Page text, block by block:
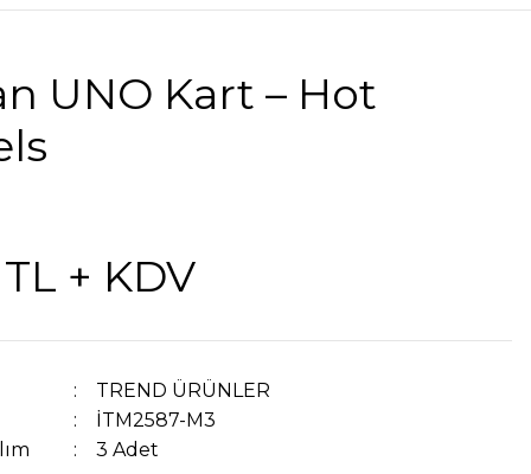
UNO Kart – Hot
+ KDV
TREND ÜRÜNLER
İTM2587-M3
3 Adet